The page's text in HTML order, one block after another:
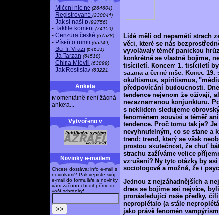
- Mlčení nic ne (264604)
- Registrované (230044)
- Jak si naši p (92756)
- Takhle koment (74150)
- Cenzura české (67588)
- Píseň o rumu (65249)
- Sci-fi: Vrazi (64631)
- Já Tarzan (64518)
- China Miévill (63899)
- Jak Rostislav (63221)
Anketa
Momentálně není žádná
anketa...
Vytvořeno v
Novinky e-mailem
Chcete dostávat info e-mail s
novinkami? Pak vepište svůj
e-mail do formuláře a novinky
vám začnou chodit přímo do
vaší schránky!
Lidé měli od nepaměti strach
věci, které se nás
vyvolávaly téměř panickou
konkrétně se vlastně bojíme,
tisíciletí. Koncem 1. tisíciletí
satana a černé mše. Konec
okultismus, spiritismus,
předpovídání budoucnosti.
tendence nejenom že ožívají,
nezaznamenou konjunkturu.
s neklidem sledujeme
fenoménem souvisí a téměř
tendence. Proč tomu tak je?
nevyhnutelným, co se stane a
trend; trend, který se však
prostou skutečnost, že chuť
strachu zažíváme velice
vzrušení? Ny tyto otázky by
sociologové a možná, že i
Jednou z nejzáhadnějších a
dnes se bojíme asi nejvíce,
pronásledující naše předky,
neproplétalo (a stále
jako právě fenomén